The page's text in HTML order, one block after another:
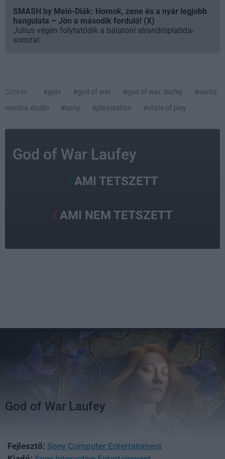
SMASH by Meló-Diák: Homok, zene és a nyár legjobb
hangulata – Jön a második forduló! (X)
Július végén folytatódik a balatoni strandröplabda-
sorozat.
Címkék: #gstv #god of war #god of war: laufey
#santa
monica studio
#sony #playstation #state of play
God of War Laufey
AMI TETSZETT
AMI NEM TETSZETT
God of War Laufey
Fejlesztő: Sony Computer Entertainment